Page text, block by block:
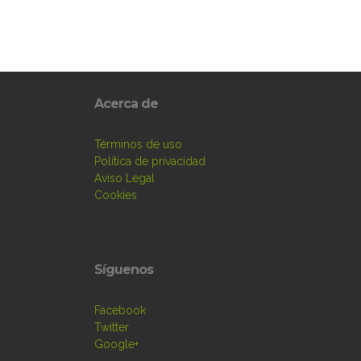
Acerca de
Términos de uso
Política de privacidad
Aviso Legal
Cookies
Síguenos
Facebook
Twitter
Google+